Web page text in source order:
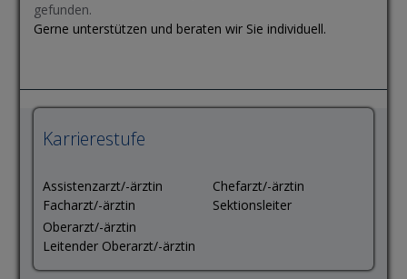
gefunden.
Gerne unterstützen und beraten wir Sie individuell.
Karrierestufe
Assistenzarzt/-ärztin
Facharzt/-ärztin
Oberarzt/-ärztin
Leitender Oberarzt/-ärztin
Chefarzt/-ärztin
Sektionsleiter